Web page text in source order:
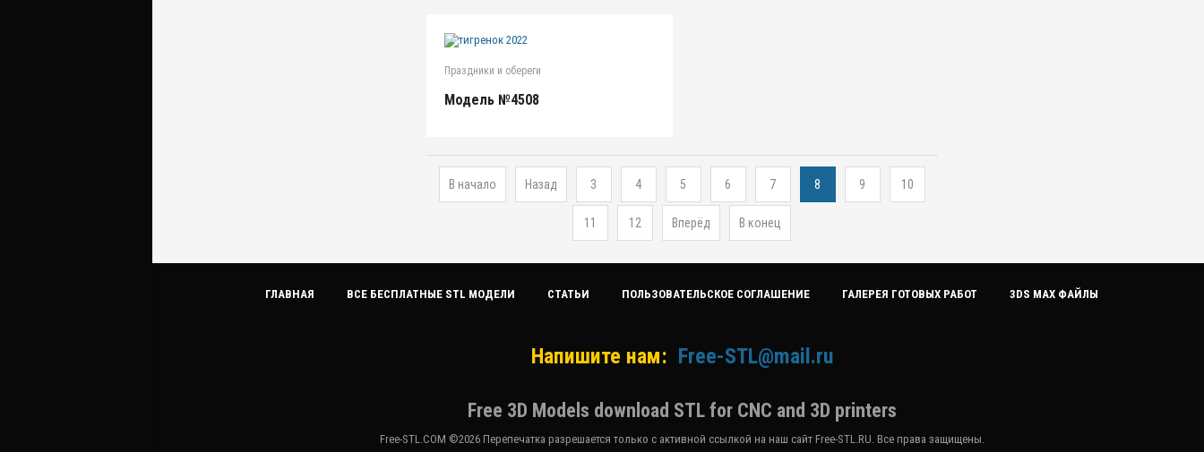
Праздники и обереги
Модель №4508
В начало Назад 3 4 5 6 7 8 9 10
11 12 Вперёд В конец
ГЛАВНАЯ ВСЕ БЕСПЛАТНЫЕ STL МОДЕЛИ СТАТЬИ ПОЛЬЗОВАТЕЛЬСКОЕ СОГЛАШЕНИЕ ГАЛЕРЕЯ ГОТОВЫХ РАБОТ 3DS MAX ФАЙЛЫ
Напишите нам: Free-STL@mail.ru
Free 3D Models download STL for CNC and 3D printers
Free-STL.COM ©2026 Перепечатка разрешается только с активной ссылкой на наш сайт Free-STL.RU. Все права защищены.